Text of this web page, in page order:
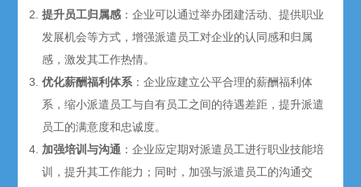
提升员工归属感 ：企业可以通过举办团建活动、提供职业
发展机会等方式，增强派遣员工对企业的认同感和归属
感，激发其工作热情。
优化薪酬福利体系：企业应建立公平合理的薪酬福利体
系，缩小派遣员工与自有员工之间的待遇差距，提升派遣
员工的满意度和忠诚度。
加强培训与沟通 ：企业应定期对派遣员工进行职业技能培
训，提升其工作能力；同时，加强与派遣员工的沟通交